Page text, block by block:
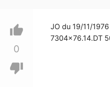
thumb_up
0
thumb_down
JO du 19/11/
7304x76.14.DT